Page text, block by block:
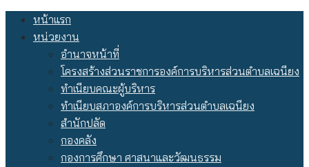
Skip หน้าแรก
หน่วยงาน
อำนาจหน้าที่
โครงสร้างส่วนราชการองค์การบริหารส่วนตำบลเฉนียง
ทำเนียบคณะผู้บริหาร
ทำเนียบสภาองค์การบริหารส่วนตำบลเฉนียง
สำนักปลัด
กองคลัง
กองการศึกษา ศาสนาและวัฒนธรรม